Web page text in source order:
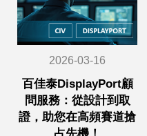
2026-03-16
百佳泰DisplayPort顧
問服務：從設計到取
證，助您在高頻賽道搶